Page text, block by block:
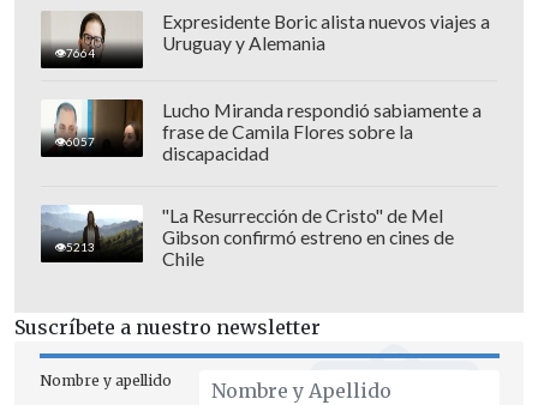
Por su parte el sitioVarietycalificó
a "Man's best friend" como
mejores discos de pop del año"y
aseguró que sus canciones "te dejarán
con una sonrisa en la cara". En tanto
Independent
"momentos altos increíbles".
con este LP, Sabrina Carpenter "
consolida como una maestra lírica del
doble sentido
, a menudo impregnando
7664
Expresidente Boric alista nuevos viajes a
Uruguay y Alemania
6057
Lucho Miranda respondió sabiamente a
frase de Camila Flores sobre la
discapacidad
5213
"La Resurrección de Cristo" de Mel
Gibson confirmó estreno en cines de
Chile
Suscríbete a nuestro newsletter
Nombre y apellido